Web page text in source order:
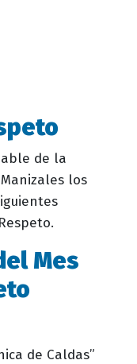
de la
los
Mes
de Caldas”